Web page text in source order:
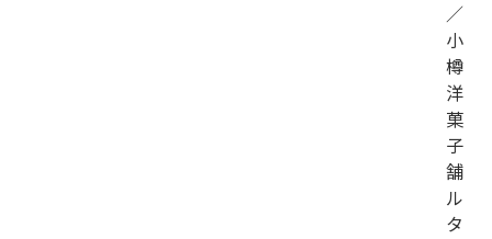
／
小
樽
洋
菓
子
舗
ル
タ